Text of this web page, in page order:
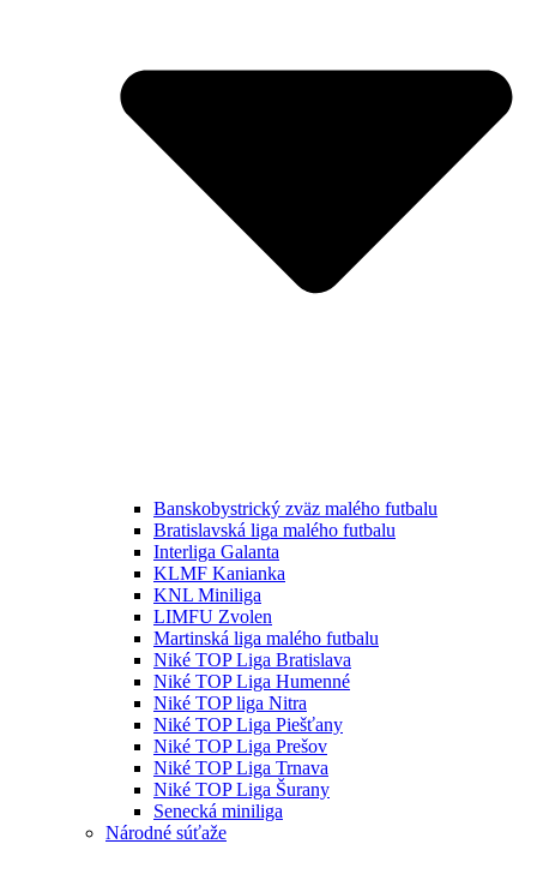
Banskobystrický zväz malého futbalu
Bratislavská liga malého futbalu
Interliga Galanta
KLMF Kanianka
KNL Miniliga
LIMFU Zvolen
Martinská liga malého futbalu
Niké TOP Liga Bratislava
Niké TOP Liga Humenné
Niké TOP liga Nitra
Niké TOP Liga Piešťany
Niké TOP Liga Prešov
Niké TOP Liga Trnava
Niké TOP Liga Šurany
Senecká miniliga
Národné súťaže